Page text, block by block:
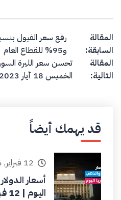
Post navigation
المقالة
السابقة:
و95% للقطاع العام
المقالة
التالية:
تحسن سعر الليرة
الخميس 18 أيار 2023
قد يهمك أيضاً
12 فبراير, 2026 - 11:44 ص
أسعار
اليوم | 12 فبراير الخميس 2026